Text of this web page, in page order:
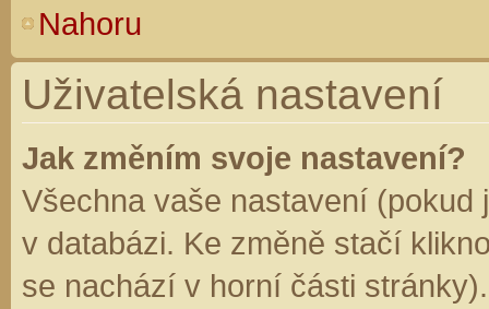
Nahoru
Uživatelská nastavení
Jak změním svoje nastavení?
Všechna vaše nastavení (pokud
v databázi. Ke změně stačí
se nachází v horní části